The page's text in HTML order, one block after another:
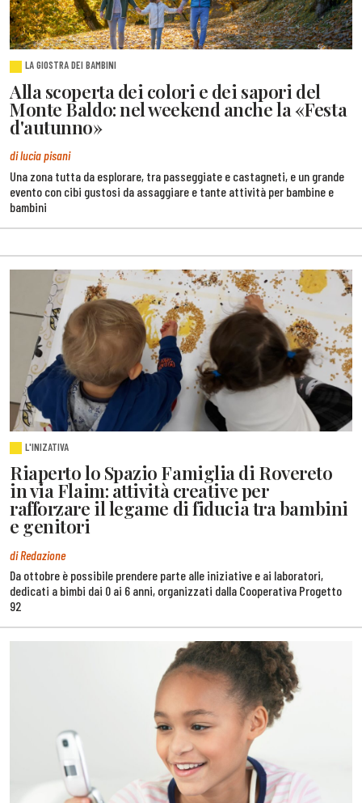
LA GIOSTRA DEI BAMBINI
Alla scoperta dei colori e dei sapori del
Monte Baldo: nel weekend anche la «Festa
d'autunno»
di lucia pisani
Una zona tutta da esplorare, tra passeggiate e castagneti, e un grande
evento con cibi gustosi da assaggiare e tante attività per bambine e
bambini
L'INIZATIVA
Riaperto lo Spazio Famiglia di Rovereto
in via Flaim: attività creative per
rafforzare il legame di fiducia tra bambini
e genitori
di Redazione
Da ottobre è possibile prendere parte alle iniziative e ai laboratori,
dedicati a bimbi dai 0 ai 6 anni, organizzati dalla Cooperativa Progetto
92